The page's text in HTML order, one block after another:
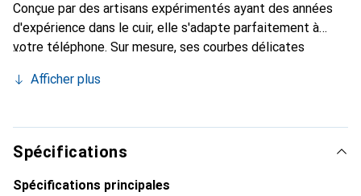
Conçue par des artisans expérimentés ayant des années
d'expérience dans le cuir, elle s'adapte parfaitement à
votre téléphone. Sur mesure, ses courbes délicates
devient l'accessoire chic et incontournable pour votre
produits de haute qualité, la marque Noreve est un choix
fiable pour une clientèle exigeante.
Afficher plus
Spécifications
Spécifications principales